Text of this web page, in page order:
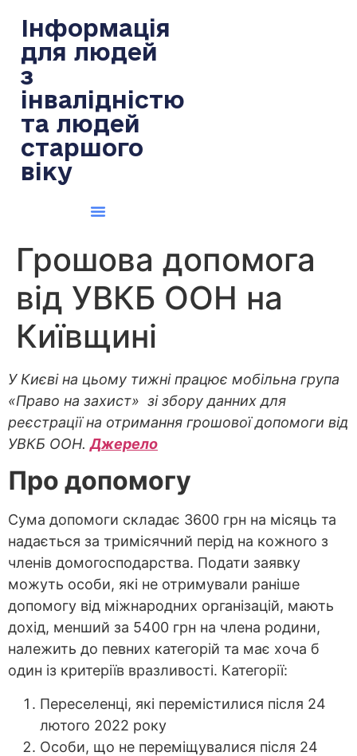
Інформація
для людей
з
інвалідністю
та людей
старшого
віку
Грошова допомога
від УВКБ ООН на
Київщині
У Києві на цьому тижні працює мобільна група
«Право на захист» зі збору данних для
реєстрації на отримання грошової допомоги від
УВКБ ООН.Джерело
Про допомогу
Сума допомоги складає 3600 грн на місяць та
надається за тримісячний перід на кожного з
членів домогосподарства. Подати заявку
можуть особи, які не отримували раніше
допомогу від міжнародних організацій, мають
дохід, менший за 5400 грн на члена родини,
належить до певних категорій та має хоча б
один із критеріїв вразливості. Категорії:
Переселенці, які перемістилися після 24
лютого 2022 року
Особи, що не переміщувалися після 24